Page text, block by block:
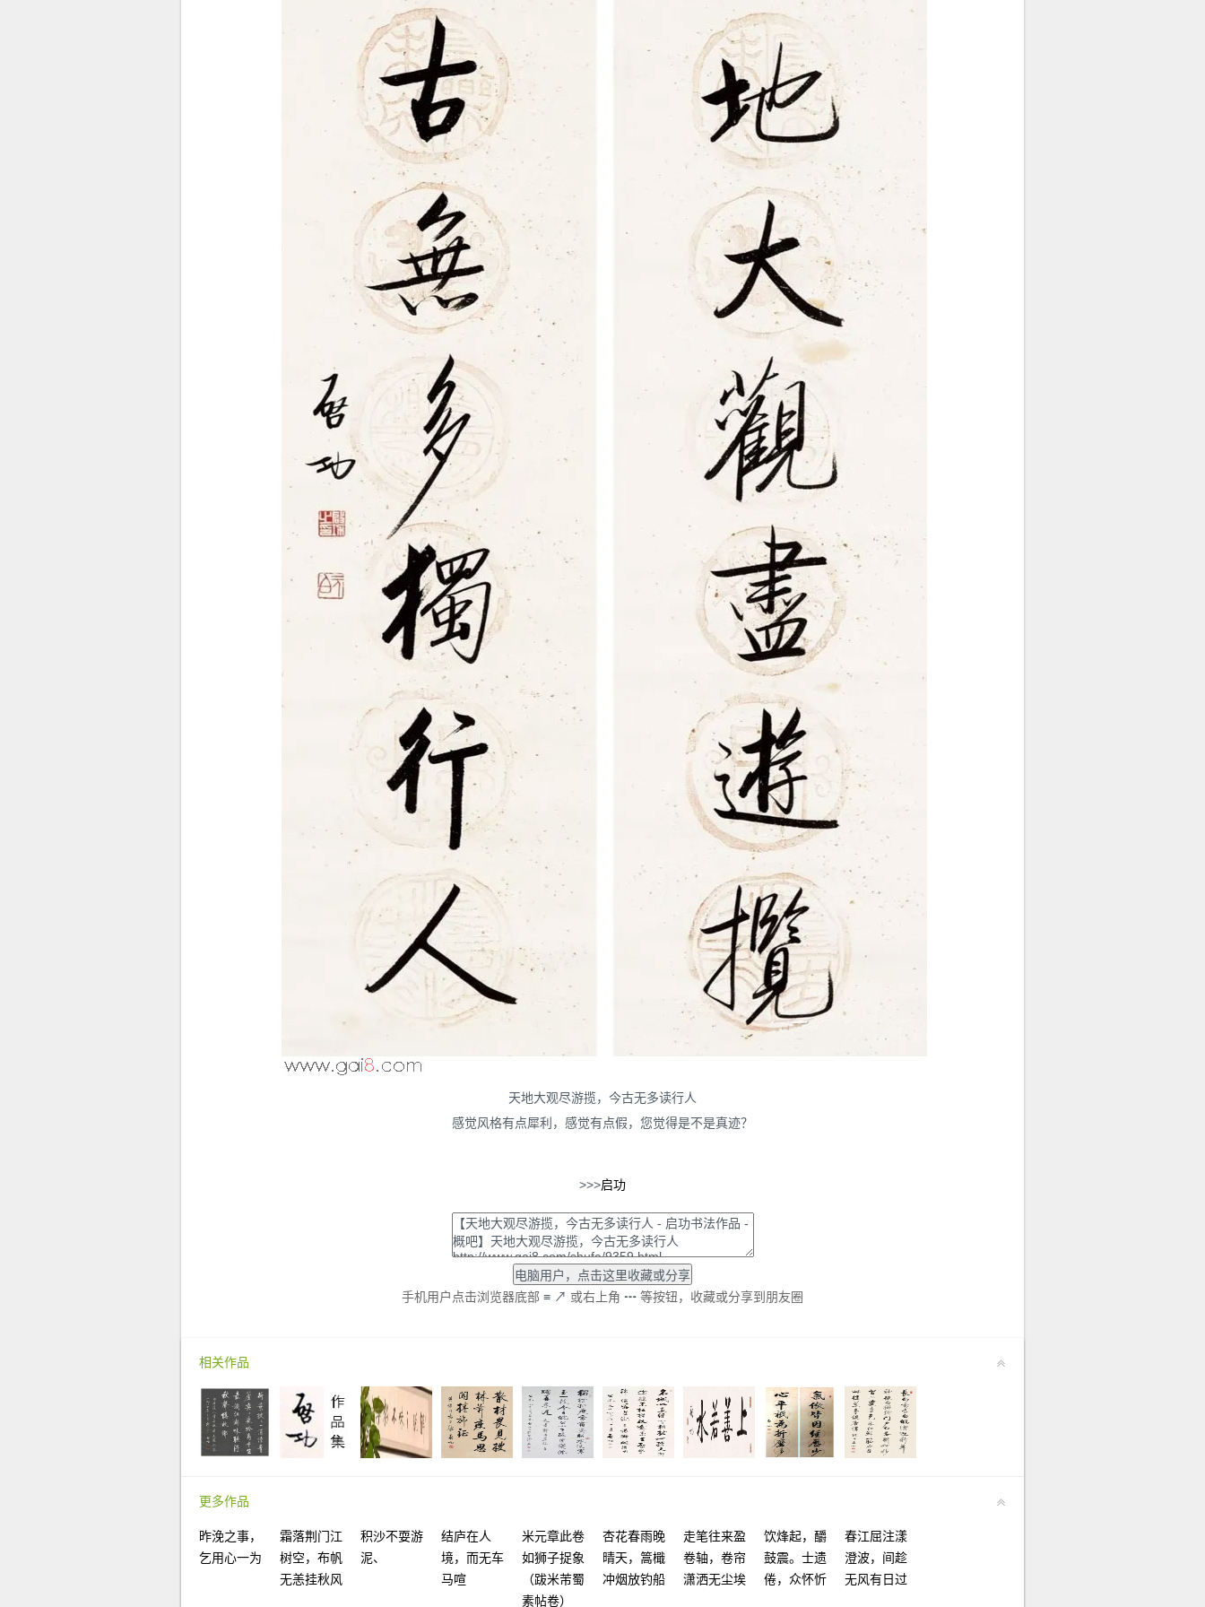
天地大观尽游揽，今古无多读行人
感觉风格有点犀利，感觉有点假，您觉得是不是真迹？
>>>启功
手机用户点击浏览器底部 ≡ ↗ 或右上角 ┅ 等按钮，收藏或分享到朋友圈
相关作品
更多作品
昨浼之事，
乞用心一为
霜落荆门江
树空，布帆
无恙挂秋风
积沙不耍游
泥、
结庐在人
境，而无车
马喧
米元章此卷
如狮子捉象
（跋米芾蜀
素帖卷）
杏花春雨晚
晴天，篙檝
冲烟放钓船
走笔往来盈
卷轴，卷帘
潇洒无尘埃
饮烽起，釂
鼓震。士遗
倦，众怀忻
春江屈注漾
澄波，间趁
无风有日过